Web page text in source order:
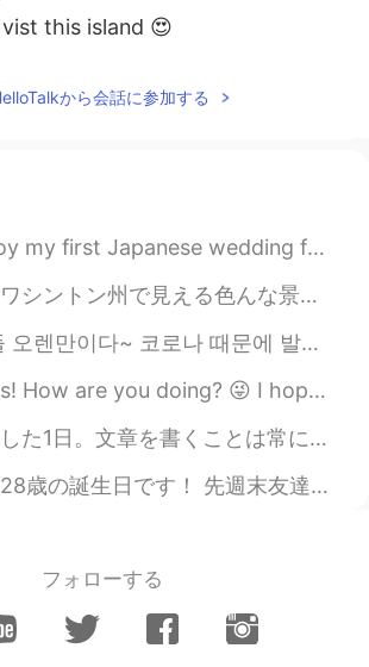
this island 😍
から会話に参加する
wedding for my university friend. She got married today. It's ver...
もうハイキング行けないの悲しい。また行ける時まで頑張りましょう！ Various views you can see in Oregon and ...
사왔어요 ㅋㅋ 지금은 시골 마을에 있어요 .. 한달 동안 여기서 살다보니 너무 즐겁고 여기 동네 사람들이랑 도 치네고있어요^^...
😜 I hope you had a really great day. If you had any problems or ...
。どれほど慎重に言葉を選んでも、言いたいことを完璧に表現するのは不可能だ。言葉にされる時点で何かが失われる。第二言語で書くと尚更だ。推敲す...
ので、今日はあまりしませんでした。 しかし、浅草に行ってアイスクリームをもらいました。 私を招待してくれてありがとう。 私はこのアプリで...
フォローする